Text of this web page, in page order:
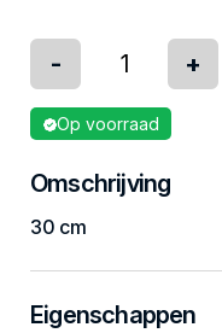
- +
Op voorraad
Omschrijving
30 cm
Eigenschappen